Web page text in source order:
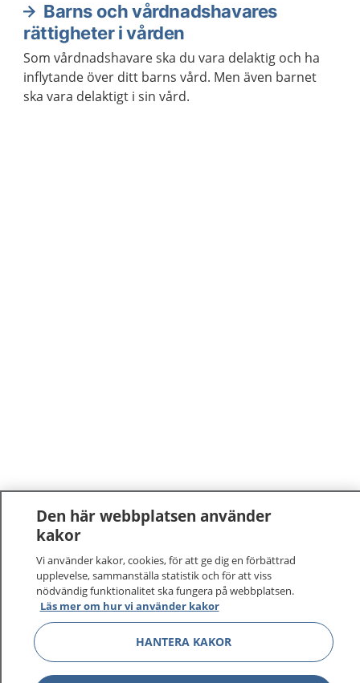
Barns och vårdnadshavares
rättigheter i vården
Som vårdnadshavare ska du vara delaktig och ha
inflytande över ditt barns vård. Men även barnet
ska vara delaktigt i sin vård.
1177–tryggt om din hälsa och vård
På 1177.se får du råd om hälsa och information om
sjukdomar och vilka mottagningar du kan kontakta.
Den här webbplatsen använder
kakor
Vi använder kakor, cookies, för att ge dig en förbättrad
upplevelse, sammanställa statistik och för att viss
nödvändig funktionalitet ska fungera på webbplatsen.
Läs mer om hur vi använder kakor
HANTERA KAKOR